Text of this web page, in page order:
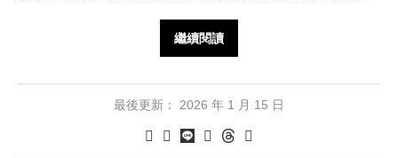
繼續閱讀
最後更新： 2026 年 1 月 15 日